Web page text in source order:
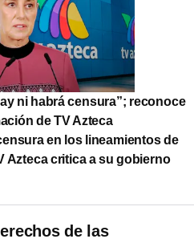
ni habrá censura”; reconoce
de TV Azteca
en los lineamientos de
Azteca critica a su gobierno
de las